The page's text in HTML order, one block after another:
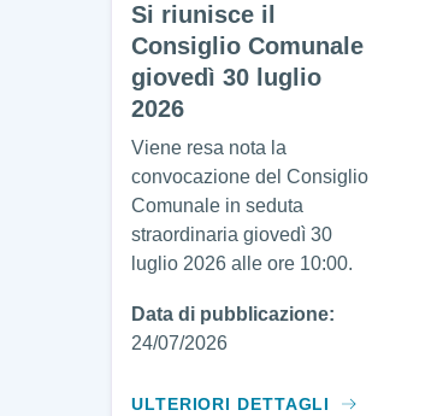
Si riunisce il
Consiglio Comunale
giovedì 30 luglio
2026
Viene resa nota la
convocazione del Consiglio
Comunale in seduta
straordinaria giovedì 30
luglio 2026 alle ore 10:00.
Data di pubblicazione:
24/07/2026
ULTERIORI DETTAGLI